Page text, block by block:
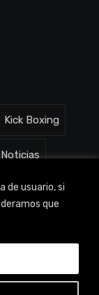
de usuario, si
que
Kick Boxing
Noticias
Política de